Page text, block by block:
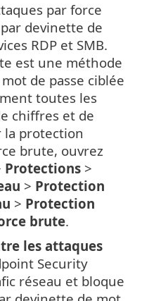
par force
devinette de
RDP et SMB.
est une méthode
de passe ciblée
toutes les
chiffres et de
la protection
brute, ouvrez
Protections >
> Protection
> Protection
brute.
les attaques
Security
réseau et bloque